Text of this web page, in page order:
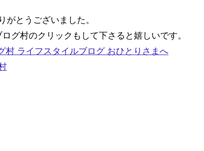
がとうございました。
グ村のクリックもして下さると嬉しいです。